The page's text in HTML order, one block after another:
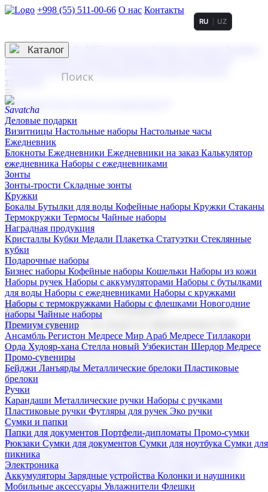
+998 (55) 511-00-66 О нас Контакты
3D гравировка
смолой (Doming)
гравировка твердая
тиснение
RU UZ
☰
Контакты
Каталог
Деловые подарки
Визитницы Настольные наборы Настольные часы
Ежедневник
Блокноты Ежедневники Ежедневники на заказ Калькулятор
ежедневника Наборы с ежедневниками
Зонты
Зонты-трости Складные зонты
Кружки
Бокалы Бутылки для воды Кофейные наборы Кружки Стаканы
Термокружки Термосы Чайные наборы
Наградная продукция
Kристаллы Кубки Медали Плакетка Статуэтки Стеклянные
кубки
Подарочные наборы
Бизнес наборы Кофейные наборы Кошельки Наборы из кожи
Наборы ручек Наборы с аккумуляторами Наборы с бутылками
для воды Наборы с ежедневниками Наборы с кружками
Наборы с термокружками Наборы с флешками Новогодние
наборы Чайные наборы
Премиум сувенир
Ансамбль Регистон Медресе Мир Араб Медресе Тиллакори
Орда Худояр-хана Стелла новый Узбекистан Шердор Медресе
Промо-сувениры
Бейджи Ланъярды Металлические брелоки Пластиковые
брелоки
Ручки
Карандаши Металлические ручки Наборы с ручками
Пластиковые ручки Футляры для ручек Эко ручки
Сумки и папки
Папки для документов Портфели-дипломаты Промо-сумки
Рюкзаки Сумки для документов Сумки для ноутбука Сумки для
пикника
Электроника
Аккумуляторы Зарядные устройства Колонки и наушники
Мобильные аксессуары Увлажнители Флешки
Корпоративные подарки
Поставка со склада и производство
Мы предлагаем широкий выбор корпоративных подарков и
сувениров с логотипом. В нашем каталоге вы найдете
продукцию для бизнеса, мероприятия и клиентов.
Подарочные наборы
Бизнес наборыКофейные наборы Кошельки
Наборы из кожиНаборы ручекНаборы с аккумуляторами
Наборы с бутылками для воды
Наборы с ежедневниками
Наборы с кружками
флешкамиНовогодние наборыЧайные наборы